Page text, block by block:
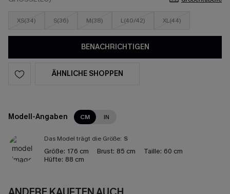
XS(34) S(36) M(38) L(40/42) XL(44)
BENACHRICHTIGEN
ÄHNLICHE SHOPPEN
Modell-Angaben CM IN
Das Model trägt die Größe: S
Größe: 176 cm Brust: 85 cm Taille: 60 cm
Hüfte: 88 cm